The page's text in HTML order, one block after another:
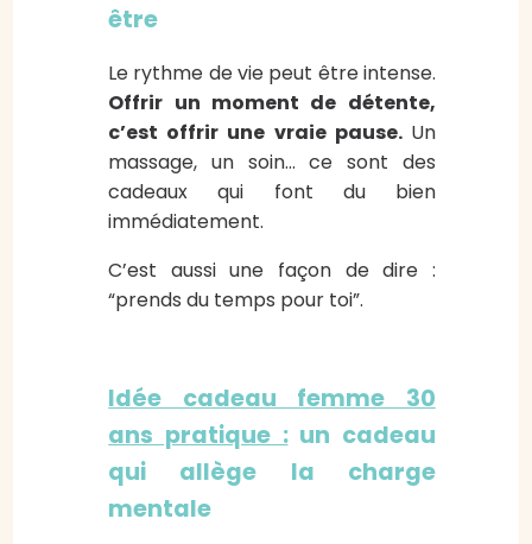
être
Le rythme de vie peut être intense.
Offrir un moment de détente,
c’est offrir une vraie pause. Un
massage, un soin… ce sont des
cadeaux qui font du bien
immédiatement.
C’est aussi une façon de dire :
“prends du temps pour toi”.
Idée cadeau femme 30
ans pratique :un cadeau
qui allège la charge
mentale